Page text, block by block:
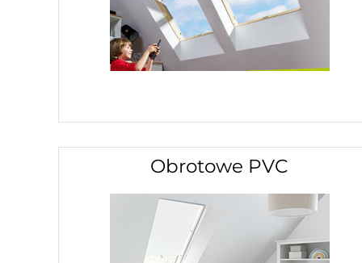
Obrotowe PVC